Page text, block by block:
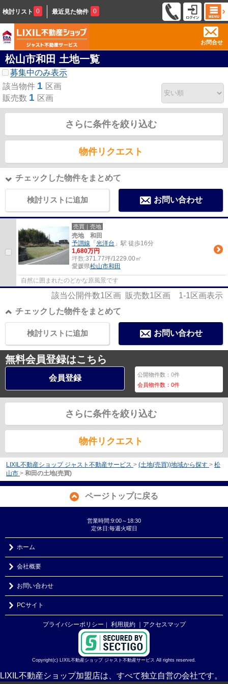
検討リスト 0 最近見た物件 0
お問合せ
松山市和田 土地一覧
募集中のみ表示
該当物件 1 区画
販売数 1 区画
さらに条件を絞り込む
物件リクエスト
チェックした物件をまとめて
検討リストに追加 お問い合わせ
売買｜売地
売地 和田
予讃線 「 光洋台 」駅 徒歩16分
1,680万円
坪数:371.77坪/1229.00㎡
愛媛県松山市和田
自然に囲まれたのどかな原風景です
該当公開件数1区画 販売数1区画 1-1区画表示
チェックした物件をまとめて
お問い合わせ
検討リストに追加
無料会員登録はこちら
会員登録 公開物件数：0件
会員物件数：0件
さらに条件を絞り込む
物件リクエスト
LIXIL不動産ショップ ジャスト不動産サービス > (土地(売買))地域から探す > 松
山市 > 和田の土地(売買)
ページトップに戻る
営業時間:9:00～18:30
定休日:毎週火曜日
ホーム
会社概要
お問い合わせ
PCサイト
プライバシーポリシー ｜ 利用規約 ｜アクセスマップ
Copyright(c) LIXIL不動産ショップ ジャスト不動産サービス All rights reserved.
LIXIL不動産ショップ加盟店は、すべて独立自営の会社です。